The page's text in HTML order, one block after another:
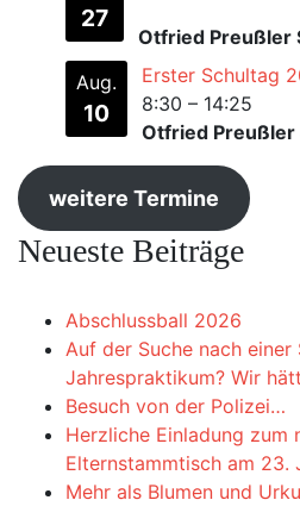
27
Otfried Preußler
Aug.
10
Erster Schultag
8:30 – 14:25
Otfried Preußler
weitere Termine
Neueste Beiträge
Abschlussball 2026
Auf der Suche nach einer
Jahrespraktikum? Wir
Besuch von der Polizei…
Herzliche Einladung zum
Elternstammtisch am 23.
Mehr als Blumen und